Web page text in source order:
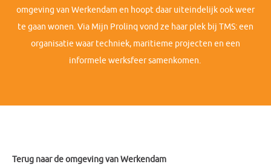
omgeving van Werkendam en hoopt daar uiteindelijk ook weer
te gaan wonen. Via Mijn Prolinq vond ze haar plek bij TMS: een
organisatie waar techniek, maritieme projecten en een
informele werksfeer samenkomen.
Terug naar de omgeving van Werkendam